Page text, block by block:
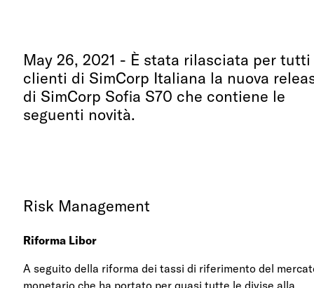
May 26, 2021 - È stata rilasciata per
clienti di SimCorp Italiana la nuova
di SimCorp Sofia S70 che contiene le
seguenti novità.
Risk Management
Riforma Libor
A seguito della riforma dei tassi di riferimento del
monetario che ha portato per quasi tutte le divise alla